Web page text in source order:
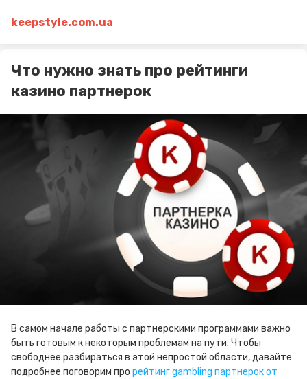
keepstyle.com.ua
Что нужно знать про рейтинги
казино партнерок
В самом начале работы с партнерскими программами важно
быть готовым к некоторым проблемам на пути. Чтобы
свободнее разбираться в этой непростой области, давайте
подробнее поговорим про рейтинг gambling партнерок от